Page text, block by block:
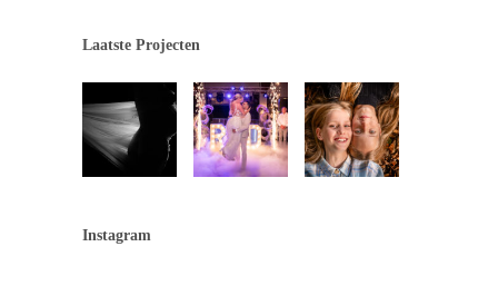
Laatste Projecten
Instagram